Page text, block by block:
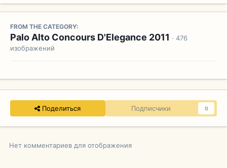
FROM THE CATEGORY:
Palo Alto Concours D'Elegance 2011 · 476
изображений
Поделиться Подписчики 0
Нет комментариев для отображения